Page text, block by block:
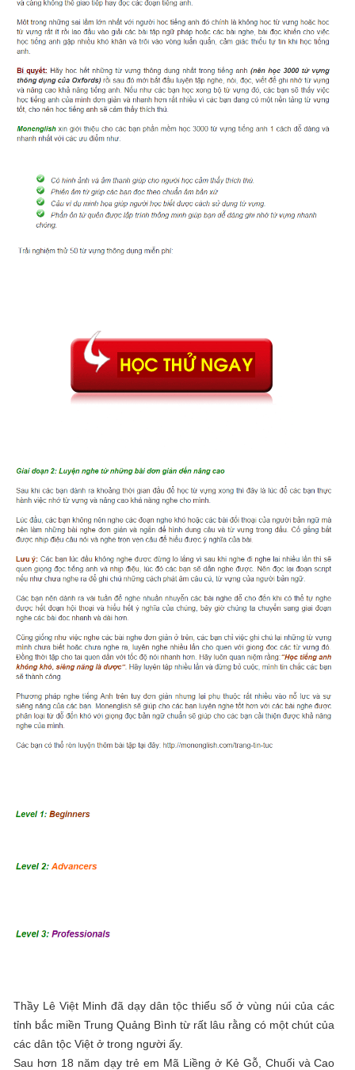
Thầy Lê Việt Minh đã dạy dân tộc thiểu số ở vùng núi của các
tỉnh bắc miền Trung Quảng Bình từ rất lâu rằng có một chút của
các dân tộc Việt ở trong người ấy.
Sau hơn 18 năm dạy trẻ em Mã Liềng ở Kẻ Gỗ, Chuối và Cao